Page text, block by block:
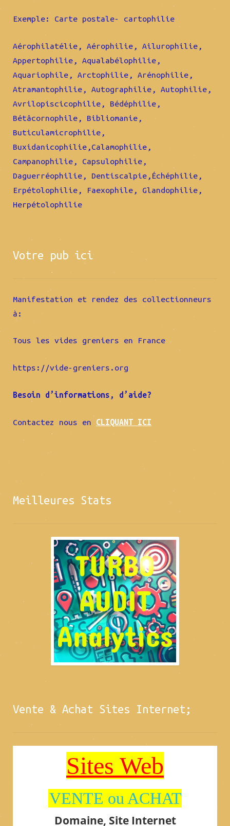
Exemple: Carte postale- cartophilie
Aérophilatélie, Aérophilie, Ailurophilie,
Appertophilie, Aqualabélophilie,
Aquariophile, Arctophilie, Arénophilie,
Atramantophilie, Autographilie, Autophilie,
Avrilopiscicophilie, Bédéphilie,
Bétâcornophile, Bibliomanie,
Buticulamicrophilie,
Buxidanicophilie,Calamophilie,
Campanophilie, Capsulophilie,
Daguerréophilie, Dentiscalpie,Échéphilie,
Erpétolophilie, Faexophile, Glandophilie,
Herpétolophilie
Votre pub ici
Manifestation et rendez des collectionneurs
à:
Tous les vides greniers en France
https://vide-greniers.org
Besoin d’informations, d’aide?
Contactez nous en CLIQUANT ICI
Meilleures Stats
Vente & Achat Sites Internet;
Sites Web
VENTE ou ACHAT
Domaine, Site Internet